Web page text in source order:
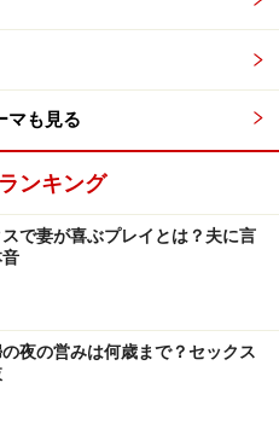
マも見る
ンキング
で妻が喜ぶプレイとは？夫に言
夜の営みは何歳まで？セックス